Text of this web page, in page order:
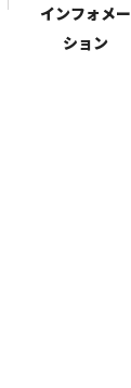
インフォメー
ション